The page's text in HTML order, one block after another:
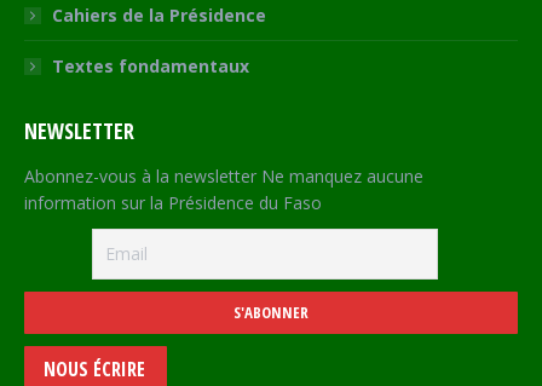
Cahiers de la Présidence
Textes fondamentaux
NEWSLETTER
Abonnez-vous à la newsletter Ne manquez aucune
information sur la Présidence du Faso
NOUS ÉCRIRE